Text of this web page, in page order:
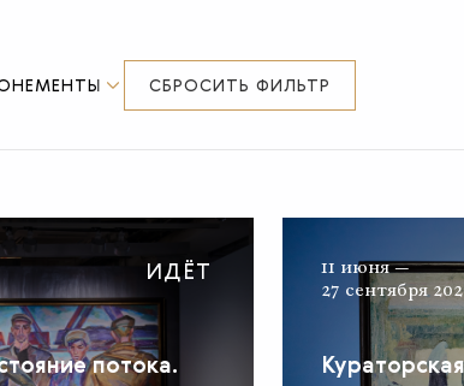
СБРОСИТЬ ФИЛЬТР
потока.
ИДЁТ
11 июня —
27 сентября